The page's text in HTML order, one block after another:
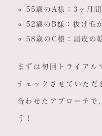
55歳のA様：3ヶ月
52歳のB様：抜け毛
58歳のC様：頭皮の
まずは初回トライアル
チェックさせていただ
合わせたアプローチで
う！